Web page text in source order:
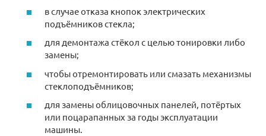
в случае отказа кнопок электрических
подъёмников стекла;
для демонтажа стёкол с целью тонировки либо
замены;
чтобы отремонтировать или смазать механизмы
стеклоподъёмников;
для замены облицовочных панелей, потёртых
или поцарапанных за годы эксплуатации
машины.